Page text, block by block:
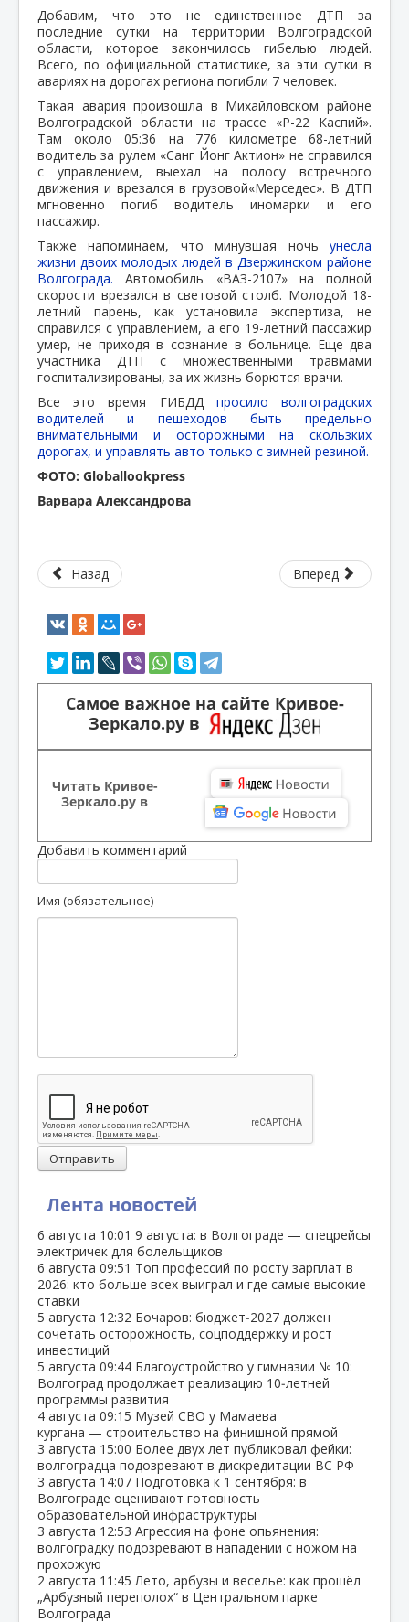
Лента новостей
6 августа 10:01 9 августа: в Волгограде — спецрейсы
электричек для болельщиков
6 августа 09:51 Топ профессий по росту зарплат в
2026: кто больше всех выиграл и где самые высокие
ставки
5 августа 12:32 Бочаров: бюджет‑2027 должен
сочетать осторожность, соцподдержку и рост
инвестиций
5 августа 09:44 Благоустройство у гимназии № 10:
Волгоград продолжает реализацию 10‑летней
программы развития
4 августа 09:15 Музей СВО у Мамаева
кургана — строительство на финишной прямой
3 августа 15:00 Более двух лет публиковал фейки:
волгоградца подозревают в дискредитации ВС РФ
3 августа 14:07 Подготовка к 1 сентября: в
Волгограде оценивают готовность
образовательной инфраструктуры
3 августа 12:53 Агрессия на фоне опьянения:
волгоградку подозревают в нападении с ножом на
прохожую
2 августа 11:45 Лето, арбузы и веселье: как прошёл
„Арбузный переполох“ в Центральном парке
Волгограда
Добавим, что это не единственное ДТП за
последние сутки на территории Волгоградской
области, которое закончилось гибелью людей.
Всего, по официальной статистике, за эти сутки в
авариях на дорогах региона погибли 7 человек.
Такая авария произошла в Михайловском районе
Волгоградской области на трассе «Р-22 Каспий».
Там около 05:36 на 776 километре 68-летний
водитель за рулем «Санг Йонг Актион» не справился
с управлением, выехал на полосу встречного
движения и врезался в грузовой«Мерседес». В ДТП
мгновенно погиб водитель иномарки и его
пассажир.
Также напоминаем, что минувшая ночь унесла
жизни двоих молодых людей в Дзержинском районе
Волгограда.Автомобиль «ВАЗ-2107» на полной
скорости врезался в световой столб. Молодой 18-
летний парень, как установила экспертиза, не
справился с управлением, а его 19-летний пассажир
умер, не приходя в сознание в больнице. Еще два
участника ДТП с множественными травмами
госпитализированы, за их жизнь борются врачи.
Все это время ГИБДД просило волгоградских
водителей и пешеходов быть предельно
внимательными и осторожными на скользких
дорогах, и управлять авто только с зимней резиной.
ФОТО: Globallookpress
Варвара Александрова
Назад Вперед
Самое важное на сайте Кривое-
Зеркало.ру в
Читать Кривое-
Зеркало.ру в
Добавить комментарий
Имя (обязательное)
Отправить